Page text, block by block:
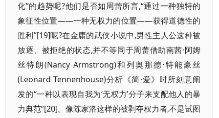
化”的趋势呢?他们是否如周蕾所言,“通过一种独特的
象征性位置——一种无权力的位置——获得道德性的
胜利”[19]呢?在金庸的武侠小说中,男性主人公这种被
放逐、被拒绝的状态,并不等同于周蕾借助南茜·阿姆
丝特朗(Nancy Armstrong)和列奥那德·特能豪丝
(Leonard Tennenhouse)分析《简·爱》时所刻意阐
发的“一种以表现自我为‘无权力’分子来支配他人的暴
力典范”[20]。像陈家洛这样的被剥夺权力者,不是试图